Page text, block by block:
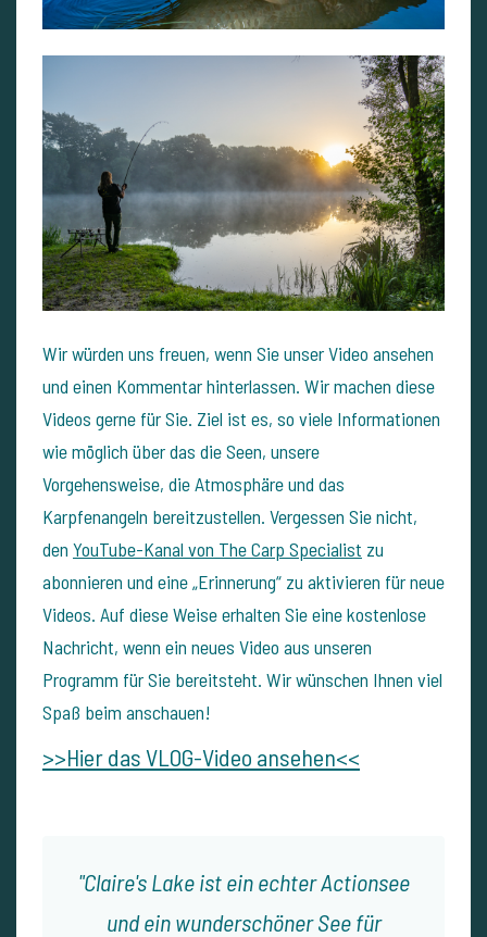
Wir würden uns freuen, wenn Sie unser Video ansehen
und einen Kommentar hinterlassen. Wir machen diese
Videos gerne für Sie. Ziel ist es, so viele Informationen
wie möglich über das die Seen, unsere
Vorgehensweise, die Atmosphäre und das
Karpfenangeln bereitzustellen. Vergessen Sie nicht,
den YouTube-Kanal von The Carp Specialist zu
abonnieren und eine „Erinnerung“ zu aktivieren für neue
Videos. Auf diese Weise erhalten Sie eine kostenlose
Nachricht, wenn ein neues Video aus unseren
Programm für Sie bereitsteht. Wir wünschen Ihnen viel
Spaß beim anschauen!
>>Hier das VLOG-Video ansehen<<
Claire's Lake ist ein echter Actionsee
und ein wunderschöner See für